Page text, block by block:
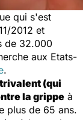
qui s'est
2012 et
de 32.000
aux Etats-
.
(qui
la grippe à
plus de 65 ans.